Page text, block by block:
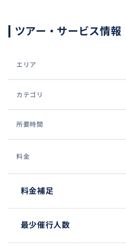
ツアー・サービス情報
エリア
カテゴリ
所要時間
料金
料金補足
最少催行人数